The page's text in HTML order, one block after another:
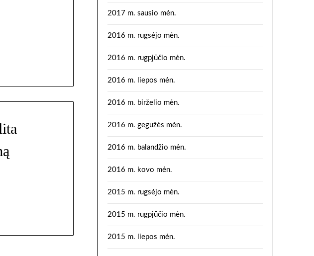
2017 m. sausio mėn.
2016 m. rugsėjo mėn.
2016 m. rugpjūčio mėn.
2016 m. liepos mėn.
2016 m. birželio mėn.
2016 m. gegužės mėn.
2016 m. balandžio mėn.
2016 m. kovo mėn.
2015 m. rugsėjo mėn.
2015 m. rugpjūčio mėn.
2015 m. liepos mėn.